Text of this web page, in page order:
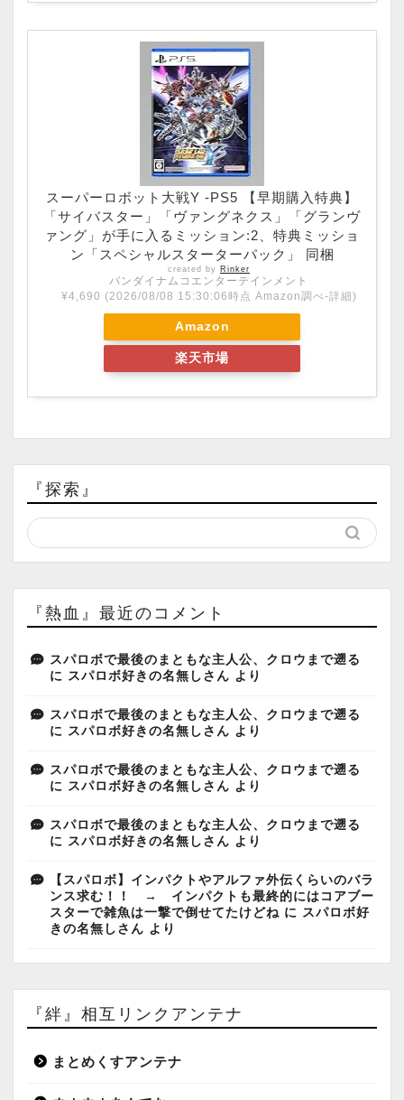
スーパーロボット大戦Y -PS5 【早期購入特典】
「サイバスター」「ヴァングネクス」「グランヴ
ァング」が手に入るミッション:2、特典ミッショ
ン「スペシャルスターターパック」 同梱
created by Rinker
バンダイナムコエンターテインメント
¥4,690 (2026/08/08 15:30:06時点 Amazon調べ-詳細)
Amazon
楽天市場
『探索』
『熱血』最近のコメント
スパロボで最後のまともな主人公、クロウまで遡る
に スパロボ好きの名無しさん より
スパロボで最後のまともな主人公、クロウまで遡る
に スパロボ好きの名無しさん より
スパロボで最後のまともな主人公、クロウまで遡る
に スパロボ好きの名無しさん より
スパロボで最後のまともな主人公、クロウまで遡る
に スパロボ好きの名無しさん より
【スパロボ】インパクトやアルファ外伝くらいのバラ
ンス求む！！ → インパクトも最終的にはコアブー
スターで雑魚は一撃で倒せてたけどね に スパロボ好
きの名無しさん より
『絆』相互リンクアンテナ
まとめくすアンテナ